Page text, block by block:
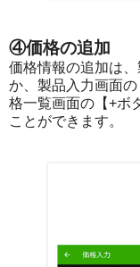
④価格の追加
価格情報の追加は、
か、製品入力画面
格一覧画面の【+ボ
ことができます。